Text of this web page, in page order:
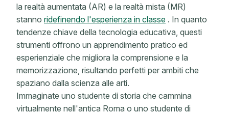
la realtà aumentata (AR) e la realtà mista (MR)
stanno ridefinendo l'esperienza in classe . In quanto
tendenze chiave della tecnologia educativa, questi
strumenti offrono un apprendimento pratico ed
esperienziale che migliora la comprensione e la
memorizzazione, risultando perfetti per ambiti che
spaziano dalla scienza alle arti.
Immaginate uno studente di storia che cammina
virtualmente nell'antica Roma o uno studente di